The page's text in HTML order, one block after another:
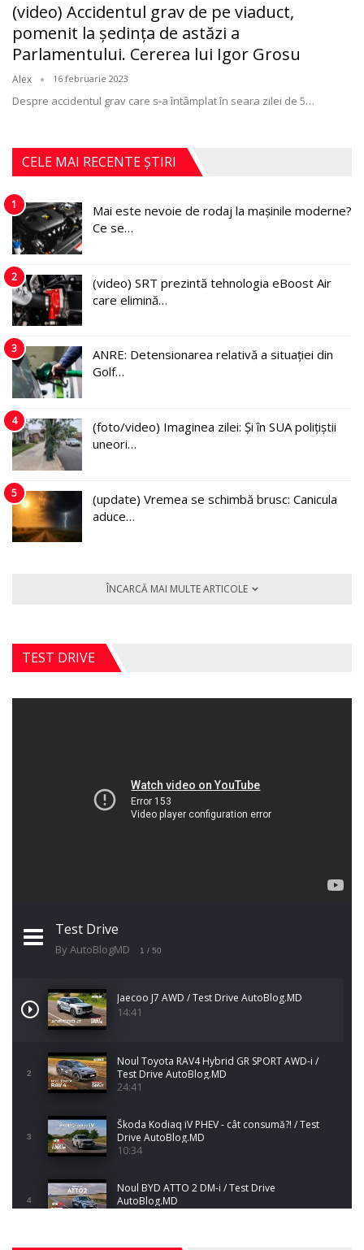
(video) Accidentul grav de pe viaduct,
pomenit la şedinţa de astăzi a
Parlamentului. Cererea lui Igor Grosu
Alex 16 februarie 2023
Despre accidentul grav care s-a întâmplat în seara zilei de 5…
CELE MAI RECENTE ȘTIRI
1
Mai este nevoie de rodaj la mașinile moderne?
Ce se…
2
(video) SRT prezintă tehnologia eBoost Air
care elimină…
3
ANRE: Detensionarea relativă a situației din
Golf…
4
(foto/video) Imaginea zilei: Și în SUA polițiștii
uneori…
5
(update) Vremea se schimbă brusc: Canicula
aduce…
ÎNCARCĂ MAI MULTE ARTICOLE
TEST DRIVE
Test Drive
By AutoBlogMD 1 / 50
Jaecoo J7 AWD / Test Drive AutoBlog.MD
14:41
2
Noul Toyota RAV4 Hybrid GR SPORT AWD-i /
Test Drive AutoBlog.MD
24:41
3
Škoda Kodiaq iV PHEV - cât consumă?! / Test
Drive AutoBlog.MD
10:34
4
Noul BYD ATTO 2 DM-i / Test Drive
AutoBlog.MD
17:35